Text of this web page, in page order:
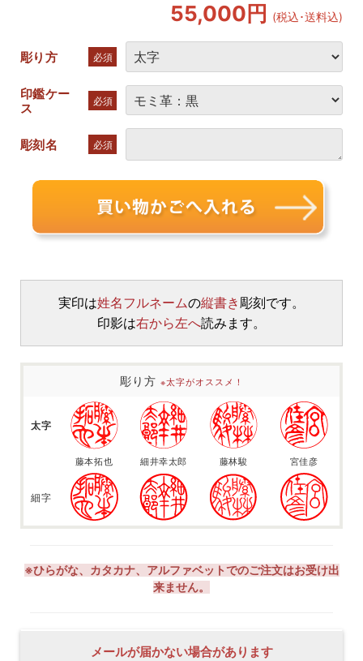
55,000円 (税込･送料込)
彫り方 必須
印鑑ケー
ス
必須
彫刻名 必須
実印は姓名フルネームの縦書き 彫刻です。
印影は右から左へ読みます。
彫り方 ※太字がオススメ！
太字
藤本拓也 細井幸太郎 藤林駿 宮佳彦
細字
※ひらがな、カタカナ、アルファベットでのご注文はお受け出
来ません。
メールが届かない場合があります